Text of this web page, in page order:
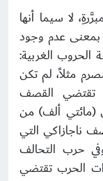
لا سيما أنها
عدم وجود
الحروب الغربية:
مثلاً، لم تكن
تقتضي القصف
(مائتي ألف) من
ناجازاكي التي
حرب التحالف
الحرب تقتضي